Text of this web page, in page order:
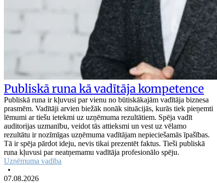
Publiskā runa kā vadītāja kompetence
Publiskā runa ir kļuvusi par vienu no būtiskākajām vadītāja biznesa
prasmēm. Vadītāji arvien biežāk nonāk situācijās, kurās tiek pieņemti
lēmumi ar tiešu ietekmi uz uzņēmuma rezultātiem. Spēja vadīt
auditorijas uzmanību, veidot tās attieksmi un vest uz vēlamo
rezultātu ir nozīmīgas uzņēmuma vadītājam nepieciešamās īpašības.
Tā ir spēja pārdot ideju, nevis tikai prezentēt faktus. Tieši publiskā
runa kļuvusi par neatņemamu vadītāja profesionālo spēju.
Uzņēmuma vadība
•
07.08.2026